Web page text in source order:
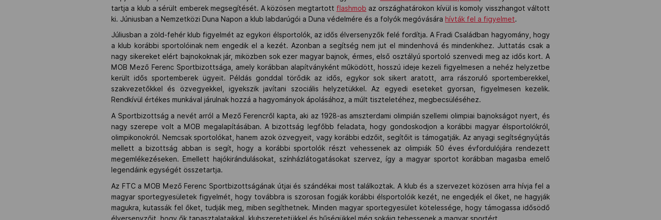
tartja a klub a sérült emberek megsegítését. A közösen megtartott flashmob az országhatárokon kívül is komoly visszhangot váltott
ki. Júniusban a Nemzetközi Duna Napon a klub labdarúgói a Duna védelmére és a folyók megóvására hívták fel a figyelmet.
Júliusban a zöld-fehér klub figyelmét az egykori élsportolók, az idős élversenyzők felé fordítja. A Fradi Családban hagyomány, hogy
a klub korábbi sportolóinak nem engedik el a kezét. Azonban a segítség nem jut el mindenhová és mindenkihez. Juttatás csak a
nagy sikereket elért bajnokoknak jár, miközben sok ezer magyar bajnok, érmes, első osztályú sportoló szenvedi meg az idős kort. A
MOB Mező Ferenc Sportbizottsága, amely korábban alapítványként működött, hosszú ideje kezeli figyelmesen a nehéz helyzetbe
került idős sportemberek ügyeit. Példás gonddal törődik az idős, egykor sok sikert aratott, arra rászoruló sportemberekkel,
szakvezetőkkel és özvegyekkel, igyekszik javítani szociális helyzetükkel. Az egyedi eseteket gyorsan, figyelmesen kezelik.
Rendkívül értékes munkával járulnak hozzá a hagyományok ápolásához, a múlt tiszteletéhez, megbecsüléséhez.
A Sportbizottság a nevét arról a Mező Ferencről kapta, aki az 1928-as amszterdami olimpián szellemi olimpiai bajnokságot nyert, és
nagy szerepe volt a MOB megalapításában. A bizottság legfőbb feladata, hogy gondoskodjon a korábbi magyar élsportolókról,
olimpikonokról. Nemcsak sportolókat, hanem azok özvegyeit, vagy korábbi edzőit, segítőit is támogatják. Az anyagi segítségnyújtás
mellett a bizottság abban is segít, hogy a korábbi sportolók részt vehessenek az olimpiák 50 éves évfordulójára rendezett
megemlékezéseken. Emellett hajókirándulásokat, színházlátogatásokat szervez, így a magyar sportot korábban magasba emelő
legendáink egységét összetartja.
Az FTC a MOB Mező Ferenc Sportbizottságának útjai és szándékai most találkoztak. A klub és a szervezet közösen arra hívja fel a
magyar sportegyesületek figyelmét, hogy továbbra is szorosan fogják korábbi élsportolóik kezét, ne engedjék el őket, ne hagyják
magukra, kutassák fel őket, tudják meg, miben segíthetnek. Minden magyar sportegyesület kötelessége, hogy támogassa idősödő